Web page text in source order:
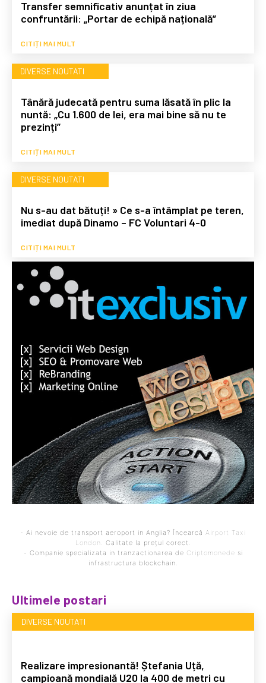
Transfer semnificativ anunțat în ziua
confruntării: „Portar de echipă națională”
CITIȚI MAI MULT
DIVERSE NOUTATI
Tânără judecată pentru suma lăsată în plic la
nuntă: „Cu 1.600 de lei, era mai bine să nu te
prezinți”
CITIȚI MAI MULT
DIVERSE NOUTATI
Nu s-au dat bătuți! » Ce s-a întâmplat pe teren,
imediat după Dinamo – FC Voluntari 4-0
CITIȚI MAI MULT
- Ai nevoie de transport aeroport in Anglia? Încearcă Airport Taxi
London
. Calitate la prețul corect.
- Companie specializata in tranzactionarea de Criptomonede si
infrastructura blockchain.
Ultimele postari
DIVERSE NOUTATI
Realizare impresionantă! Ștefania Uță,
campioană mondială U20 la 400 de metri cu